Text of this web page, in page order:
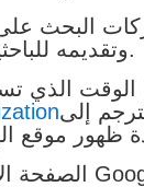
البحث
وتقديمه للباحثين.
إلى
ظهور موقع